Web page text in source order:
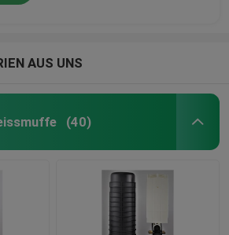
AUS UNS
(40)